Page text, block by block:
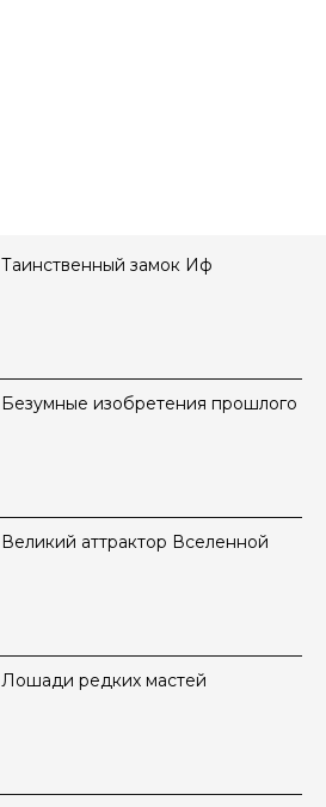
Таинственный замок Иф
Безумные изобретения прошлого
Великий аттрактор Вселенной
Лошади редких мастей